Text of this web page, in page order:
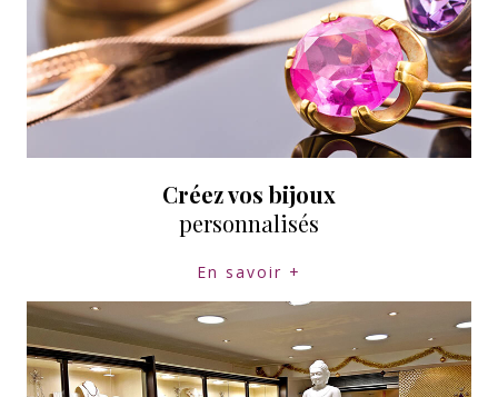
Créez vos bijoux
personnalisés
En savoir +